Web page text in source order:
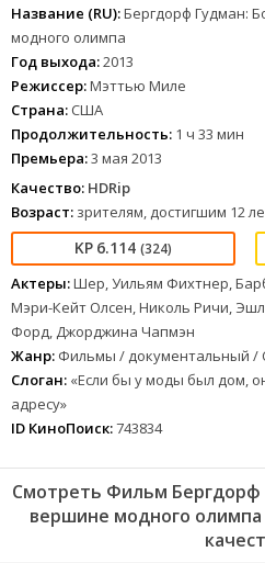
Название (RU):Бергдорф Гудман:
модного олимпа
Год выхода:2013
Режиссер:Мэттью Миле
Страна: США
Продолжительность: 1 ч 33 мин
Премьера:3 мая 2013
Качество: HDRip
Возраст: зрителям, достигшим 12
6.114 (324)
Актеры:Шер, Уильям Фихтнер,
Мэри-Кейт Олсен, Николь Ричи,
Форд, Джорджина Чапмэн
Жанр: Фильмы / документальный /
Слоган: «Если бы у моды был дом,
адресу»
ID КиноПоиск:743834
Смотреть Фильм Бергдорф
вершине модного